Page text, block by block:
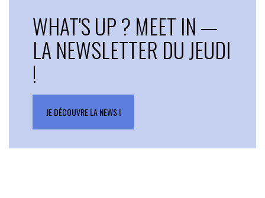
WHAT'S UP ? MEET IN —
LA NEWSLETTER DU JEUDI
!
JE DÉCOUVRE LA NEWS !